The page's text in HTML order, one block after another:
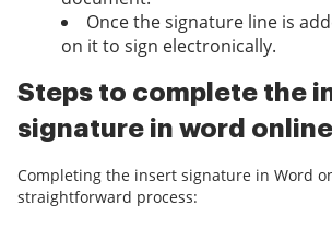
Once the signature line is
on it to sign electronically.
Steps to complete the
signature in word online
Completing the insert signature in Word
straightforward process: